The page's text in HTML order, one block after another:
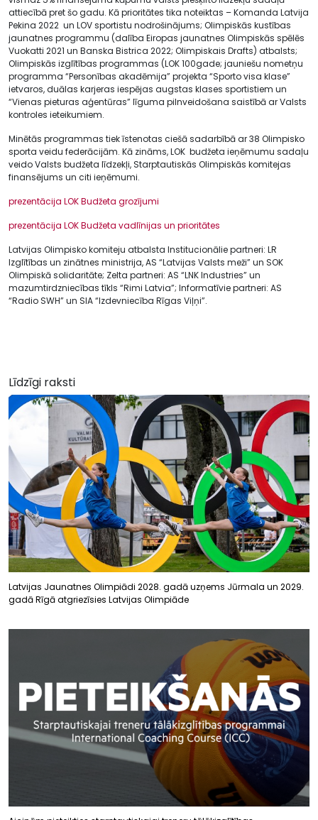
attiecībā pret šo gadu. Kā prioritātes tika noteiktas – Komanda Latvija
Pekina 2022 un LOV sportistu nodrošinājums; Olimpiskās kustības
jaunatnes programmu (dalība Eiropas jaunatnes Olimpiskās spēlēs
Vuokatti 2021 un Banska Bistrica 2022; Olimpiskais Drafts) atbalsts;
Olimpiskās izglītības programmas (LOK 100gade; jauniešu nometņu
programma “Personības akadēmija” projekta “Sporto visa klase”
ietvaros, duālas karjeras iespējas augstas klases sportistiem un
“Vienas pieturas aģentūras” līguma pilnveidošana saistībā ar Valsts
kontroles ieteikumiem.
Minētās programmas tiek īstenotas ciešā sadarbībā ar 38 Olimpisko
sporta veidu federācijām. Kā zināms, LOK budžeta ieņēmumu sadaļu
veido Valsts budžeta līdzekļi, Starptautiskās Olimpiskās komitejas
finansējums un citi ieņēmumi.
prezentācija LOK Budžeta grozījumi
prezentācija LOK Budžeta vadlīnijas un prioritātes
Latvijas Olimpisko komiteju atbalsta Institucionālie partneri: LR
Izglītības un zinātnes ministrija, AS “Latvijas Valsts meži” un SOK
Olimpiskā solidaritāte; Zelta partneri: AS “LNK Industries” un
mazumtirdzniecības tīkls “Rimi Latvia”; Informatīvie partneri: AS
“Radio SWH” un SIA “Izdevniecība Rīgas Viļņi”.
Līdzīgi raksti
Latvijas Jaunatnes Olimpiādi 2028. gadā uzņems Jūrmala un 2029.
gadā Rīgā atgriezīsies Latvijas Olimpiāde